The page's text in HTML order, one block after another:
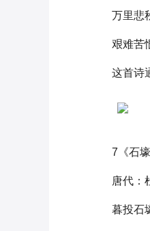
万里悲
艰难苦
这首诗
7《石壕
唐代：
暮投石